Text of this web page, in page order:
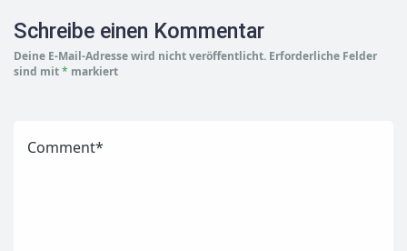
Schreibe einen Kommentar
Deine E-Mail-Adresse wird nicht veröffentlicht. Erforderliche Felder
sind mit* markiert